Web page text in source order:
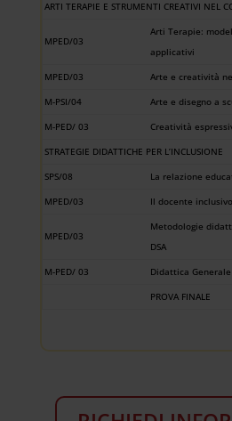
ARTI TERAPIE E STRUMENTI CREATIVI NEL
MPED/03
Arti Terapie:
applicativi
MPED/03 Arte e creatività
M-PSI/04
Arte e disegno a
M-PED/ 03
Creatività
STRATEGIE DIDATTICHE PER L’INCLUSIONE
SPS/08
La relazione
MPED/03
Il docente inclusivo
MPED/03
Metodologie
DSA
M-PED/ 03 Didattica Generale
PROVA FINALE